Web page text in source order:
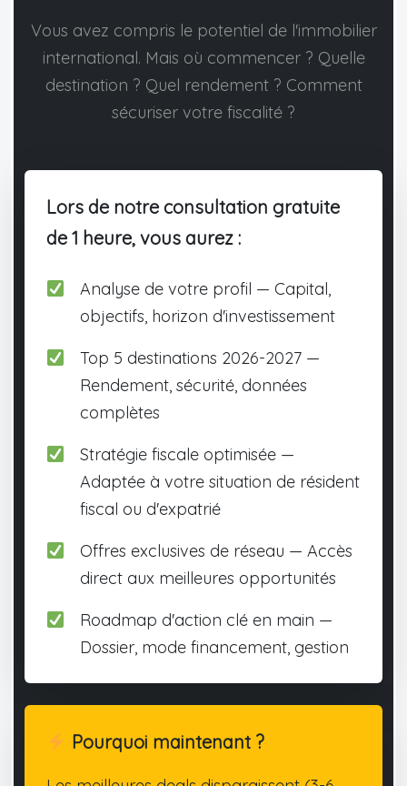
Vous avez compris le potentiel de l'immobilier
international. Mais où commencer ? Quelle
destination ? Quel rendement ? Comment
sécuriser votre fiscalité ?
Lors de notre consultation gratuite
de 1 heure, vous aurez :
Analyse de votre profil — Capital,
objectifs, horizon d'investissement
Top 5 destinations 2026-2027 —
Rendement, sécurité, données
complètes
Stratégie fiscale optimisée —
Adaptée à votre situation de résident
fiscal ou d'expatrié
Offres exclusives de réseau — Accès
direct aux meilleures opportunités
Roadmap d'action clé en main —
Dossier, mode financement, gestion
Pourquoi maintenant ?